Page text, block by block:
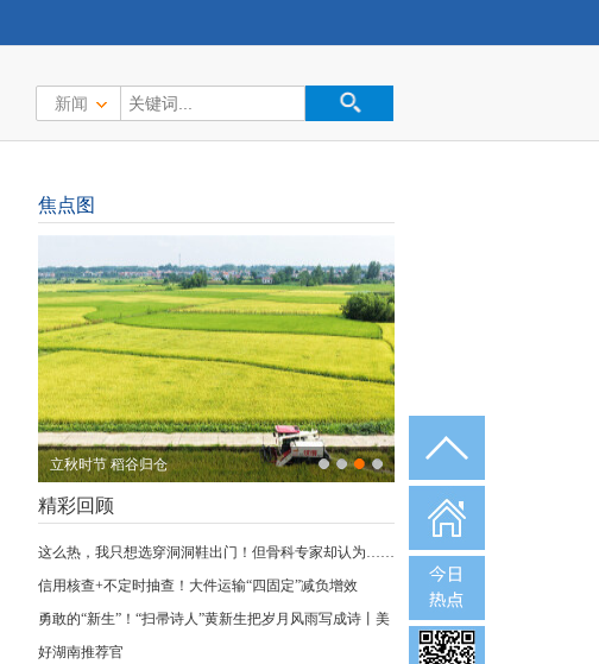
新闻
焦点图
外籍志愿者助力张家界暑运
精彩回顾
这么热，我只想选穿洞洞鞋出门！但骨科专家却认为……
信用核查+不定时抽查！大件运输“四固定”减负增效
勇敢的“新生”！“扫帚诗人”黄新生把岁月风雨写成诗丨美
好湖南推荐官